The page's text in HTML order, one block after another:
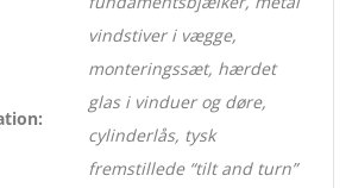
vindstiver i vægge,
monteringssæt, hærdet
glas i vinduer og døre,
cylinderlås, tysk
fremstillede “tilt and turn”